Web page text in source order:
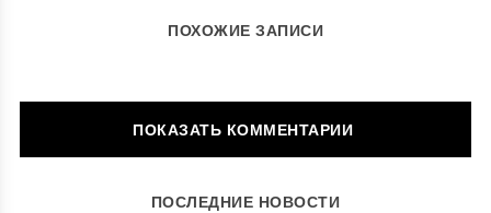
ПОХОЖИЕ ЗАПИСИ
ОСТАВИТЬ КОММЕНТАРИЙ
ПОСЛЕДНИЕ НОВОСТИ